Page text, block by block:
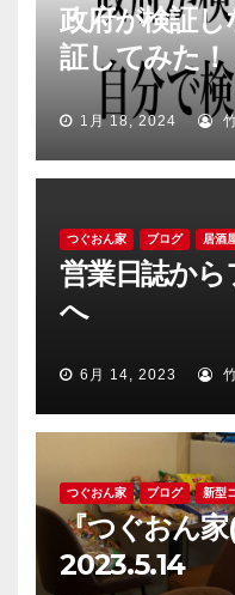
政府が検証
証してみた！
1月 18, 2024
つぐおん家 ブログ 居酒
営業日誌か
へ
6月 14, 2023
つぐおん家 ブログ 新型
『つぐおん
2023.5.14